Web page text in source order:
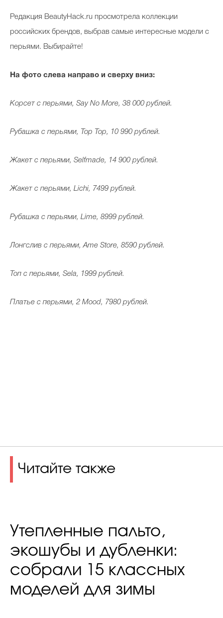
Редакция BeautyHack.ru просмотрела коллекции
российских брендов, выбрав самые интересные модели с
перьями. Выбирайте!
На фото слева направо и сверху вниз:
Корсет с перьями, Say No More, 38 000 рублей.
Рубашка с перьями, Top Top, 10 990 рублей.
Жакет с перьями, Selfmade, 14 900 рублей.
Жакет с перьями, Lichi, 7499 рублей.
Рубашка с перьями, Lime, 8999 рублей.
Лонгслив с перьями, Ame Store, 8590 рублей.
Топ с перьями, Sela, 1999 рублей.
Платье с перьями, 2 Mood, 7980 рублей.
Читайте также
Утепленные пальто,
экошубы и дубленки:
собрали 15 классных
моделей для зимы